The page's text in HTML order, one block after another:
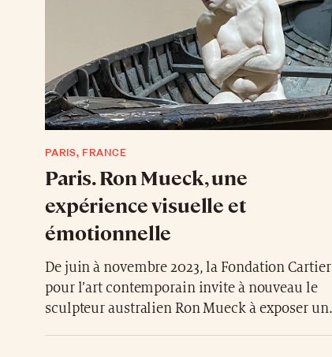
PARIS, FRANCE
Paris. Ron Mueck, une
expérience visuelle et
émotionnelle
De juin à novembre 2023, la Fondation Cartier
pour l’art contemporain invite à nouveau le
sculpteur australien Ron Mueck à exposer un